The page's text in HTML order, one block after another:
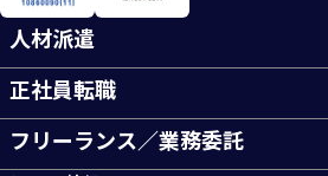
人材派遣
正社員転職
フリーランス／業務委託